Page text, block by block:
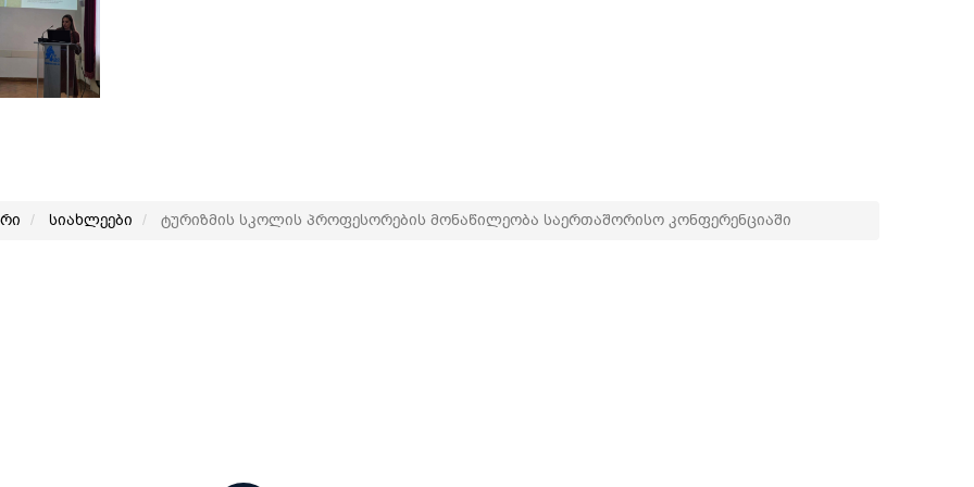
სიახლეები ტურიზმის სკოლის პროფესორების მონაწილეობა საერთაშორისო კონფერენციაში